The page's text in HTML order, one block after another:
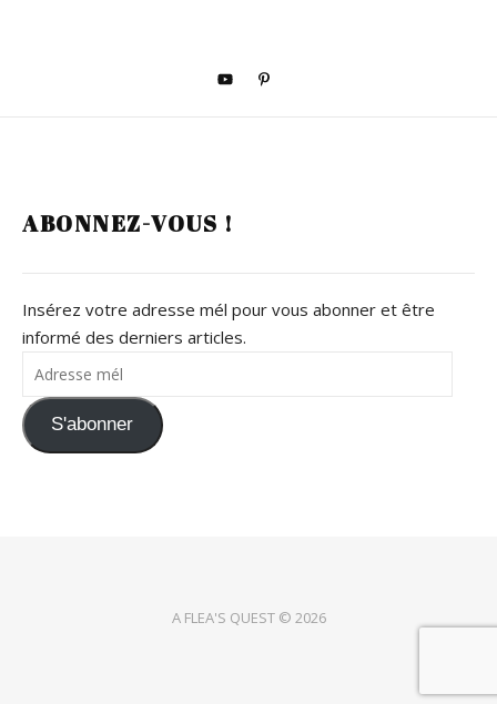
ABONNEZ-VOUS !
Insérez votre adresse mél pour vous abonner et être
informé des derniers articles.
Adresse mél
S'abonner
A FLEA'S QUEST © 2026